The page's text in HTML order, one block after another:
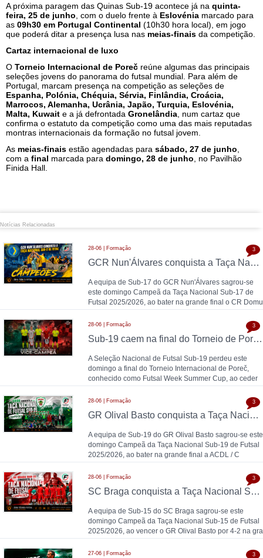
A próxima paragem das Quinas Sub-19 acontece já na quinta-
feira, 25 de junho , com o duelo frente à Eslovénia marcado para
as 09h30 em Portugal Continental (10h30 hora local), em jogo
que poderá ditar a presença lusa nas meias-finais da competição.
Cartaz internacional de luxo
O Torneio Internacional de Poreč reúne algumas das principais
seleções jovens do panorama do futsal mundial. Para além de
Portugal, marcam presença na competição as seleções de
Espanha, Polónia, Chéquia, Sérvia, Finlândia, Croácia,
Marrocos, Alemanha, Ucrânia, Japão, Turquia, Eslovénia,
Malta, Kuwait e a já defrontada Gronelândia , num cartaz que
confirma o estatuto da competição como uma das mais reputadas
montras internacionais da formação no futsal jovem.
As meias-finais estão agendadas para sábado, 27 de junho
com a final marcada para domingo, 28 de junho , no Pavilhão
Finida Hall.
Notícias Relacionadas
28-06 | Formação
GCR Nun'Álvares conquista a Taça Nacional Sub-17 de Futsal nas grandes penalidades e sobe ao Nacional
A equipa de Sub-17 do GCR Nun'Álvares sagrou-se
este domingo Campeã da Taça Nacional Sub-17 de
Futsal 2025/2026, ao bater na grande final o CR Domu
3
28-06 | Formação
Sub-19 caem na final do Torneio de Poreč diante da Espanha (1-2)
A Seleção Nacional de Futsal Sub-19 perdeu este
domingo a final do Torneio Internacional de Poreč,
conhecido como Futsal Week Summer Cup, ao ceder
3
28-06 | Formação
GR Olival Basto conquista a Taça Nacional Sub-19 de Futsal após bater ACDL / CBIDN
A equipa de Sub-19 do GR Olival Basto sagrou-se este
domingo Campeã da Taça Nacional Sub-19 de Futsal
2025/2026, ao bater na grande final a ACDL / C
3
28-06 | Formação
SC Braga conquista a Taça Nacional Sub-15 de Futsal e sobe ao Campeonato Nacional 26/27
A equipa de Sub-15 do SC Braga sagrou-se este
domingo Campeã da Taça Nacional Sub-15 de Futsal
2025/2026, ao vencer o GR Olival Basto por 4-2 na gra
3
27-06 | Formação 3